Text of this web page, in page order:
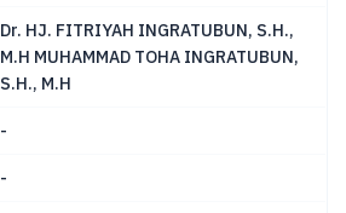
Dr. HJ. FITRIYAH INGRATUBUN, S.H.,
M.H MUHAMMAD TOHA INGRATUBUN,
S.H., M.H
-
-